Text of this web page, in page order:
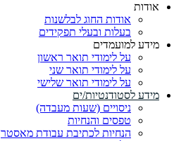
אודות
אודות החוג לבלשנות
בעלות ובעלי תפקידים
מידע למועמדים
על לימודי תואר ראשון
על לימודי תואר שני
על לימודי תואר שלישי
מידע לסטודנטיות/ים
ניסויים (שעות מעבדה)
טפסים והנחיות
הנחיות לכתיבת עבודת מאסטר